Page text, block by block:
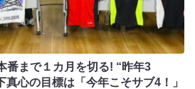
番まで１カ月を切る! “昨年3
真心の目標は「今年こそサブ4！」